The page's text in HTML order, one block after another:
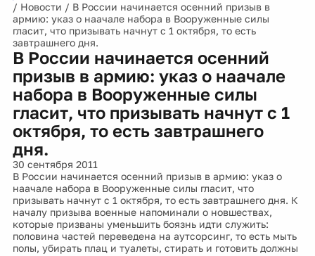
/ Новости / В России начинается осенний призыв в
армию: указ о наачале набора в Вооруженные силы
гласит, что призывать начнут с 1 октября, то есть
завтрашнего дня.
В России начинается осенний
призыв в армию: указ о наачале
набора в Вооруженные силы
гласит, что призывать начнут с 1
октября, то есть завтрашнего
дня.
30 сентября 2011
В России начинается осенний призыв в армию: указ о
наачале набора в Вооруженные силы гласит, что
призывать начнут с 1 октября, то есть завтрашнего дня. К
началу призыва военные напоминали о новшествах,
которые призваны уменьшить боязнь идти служить:
половина частей переведена на аутсорсинг, то есть мыть
полы, убирать плац и туалеты, стирать и готовить должны